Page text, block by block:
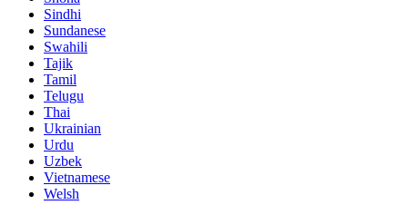
Sindhi
Sundanese
Swahili
Tajik
Tamil
Telugu
Thai
Ukrainian
Urdu
Uzbek
Vietnamese
Welsh